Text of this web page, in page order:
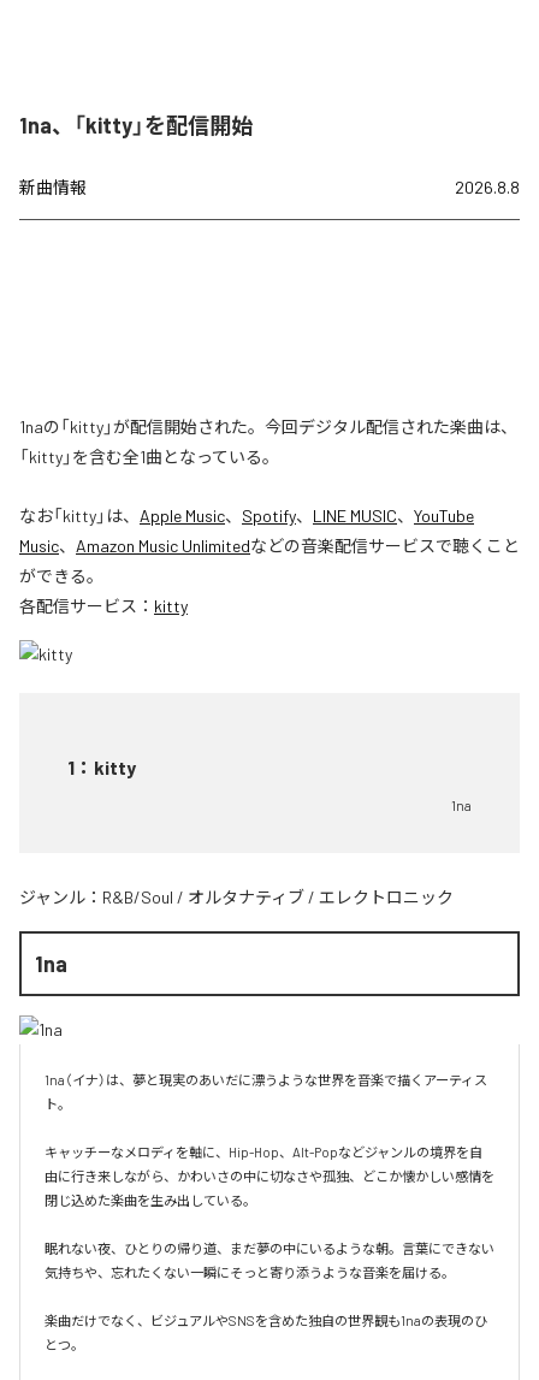
1na、「kitty」を配信開始
新曲情報 2026.8.8
1naの「kitty」が配信開始された。今回デジタル配信された楽曲は、
「kitty」を含む全1曲となっている。
なお「kitty」は、 Apple Music、 Spotify、 LINE MUSIC、 YouTube
Music、 Amazon Music Unlimitedなどの音楽配信サービスで聴くこと
ができる。
各配信サービス： kitty
1 ： kitty
1na
ジャンル： R&B/Soul / オルタナティブ / エレクトロニック
1na
1na（イナ）は、夢と現実のあいだに漂うような世界を音楽で描くアーティス
ト。
キャッチーなメロディを軸に、Hip-Hop、Alt-Popなどジャンルの境界を自
由に行き来しながら、かわいさの中に切なさや孤独、どこか懐かしい感情を
閉じ込めた楽曲を生み出している。
眠れない夜、ひとりの帰り道、まだ夢の中にいるような朝。言葉にできない
気持ちや、忘れたくない一瞬にそっと寄り添うような音楽を届ける。
楽曲だけでなく、ビジュアルやSNSを含めた独自の世界観も1naの表現のひ
とつ。